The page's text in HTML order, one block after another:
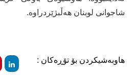
شاجوانی لوبنان هەڵبژێردراوە.
هاوبەشیکردن بۆ تۆڕەکان :